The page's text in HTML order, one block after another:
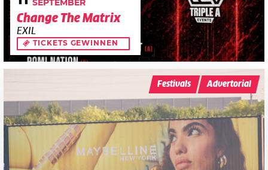
SEPTEMBER
Change The Matrix
EXIL
TICKETS GEWINNEN
Festivals Advertorial